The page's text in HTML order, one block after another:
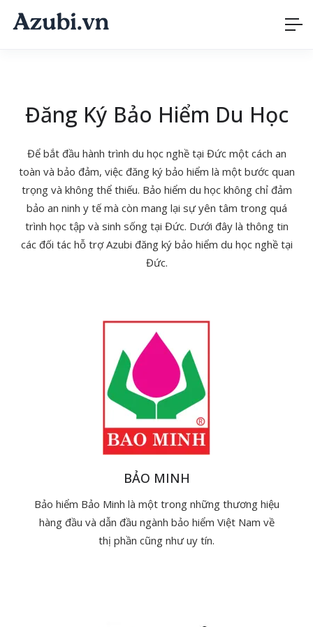
Đăng Ký Bảo Hiểm Du Học
Để bắt đầu hành trình du học nghề tại Đức một cách an
toàn và bảo đảm, việc đăng ký bảo hiểm là một bước quan
trọng và không thể thiếu. Bảo hiểm du học không chỉ đảm
bảo an ninh y tế mà còn mang lại sự yên tâm trong quá
trình học tập và sinh sống tại Đức. Dưới đây là thông tin
các đối tác hỗ trợ Azubi đăng ký bảo hiểm du học nghề tại
Đức.
BẢO MINH
Bảo hiểm Bảo Minh là một trong những thương hiệu
hàng đầu và dẫn đầu ngành bảo hiểm Việt Nam về
thị phần cũng như uy tín.